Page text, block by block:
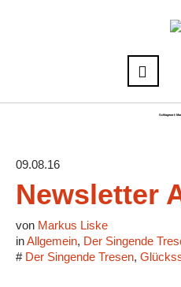
Schlagwort:
09.08.16
Newsletter
von Markus Liske
inAllgemein, Der Singende
# Der Singende Tresen,